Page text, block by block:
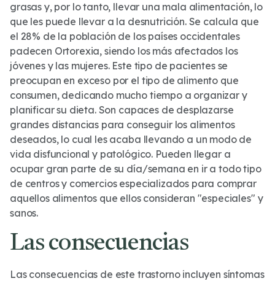
grasas y, por lo tanto, llevar una mala alimentación, lo
que les puede llevar a la desnutrición. Se calcula que
el 28% de la población de los países occidentales
padecen Ortorexia, siendo los más afectados los
jóvenes y las mujeres. Este tipo de pacientes se
preocupan en exceso por el tipo de alimento que
consumen, dedicando mucho tiempo a organizar y
planificar su dieta. Son capaces de desplazarse
grandes distancias para conseguir los alimentos
deseados, lo cual les acaba llevando a un modo de
vida disfuncional y patológico. Pueden llegar a
ocupar gran parte de su día/semana en ir a todo tipo
de centros y comercios especializados para comprar
aquellos alimentos que ellos consideran "especiales" y
sanos.
Las consecuencias
Las consecuencias de este trastorno incluyen síntomas